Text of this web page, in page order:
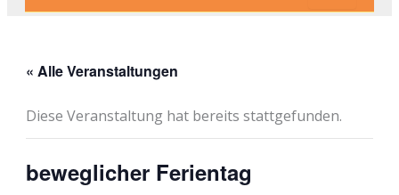
« Alle Veranstaltungen
Diese Veranstaltung hat bereits stattgefunden.
beweglicher Ferientag